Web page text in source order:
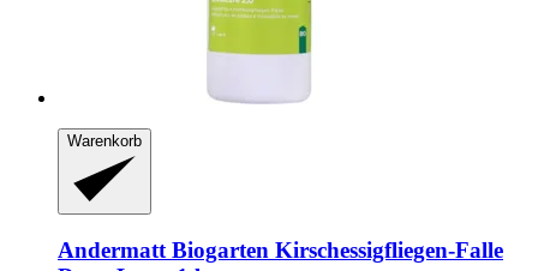
Warenkorb
Andermatt Biogarten Kirschessigfliegen-​Falle